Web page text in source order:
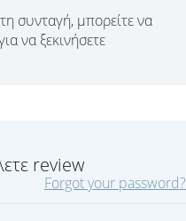
συνταγή, μπορείτε να
να ξεκινήσετε
review
Forgot your password?